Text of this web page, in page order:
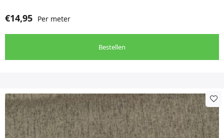
€14,95 Per meter
Bestellen